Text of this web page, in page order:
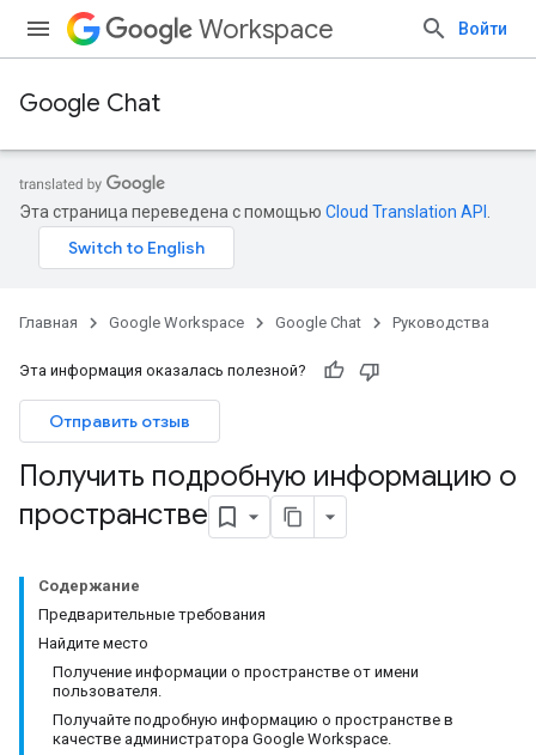
Workspace Войти
Google Chat
Эта страница переведена с помощью Cloud Translation API
Главная Google Workspace Google Chat Руководства
Эта информация оказалась полезной?
Отправить отзыв
Получить подробную информацию о
пространстве
Содержание
Предварительные требования
Найдите место
Получение информации о пространстве от имени
пользователя.
Получайте подробную информацию о пространстве в
качестве администратора Google Workspace.